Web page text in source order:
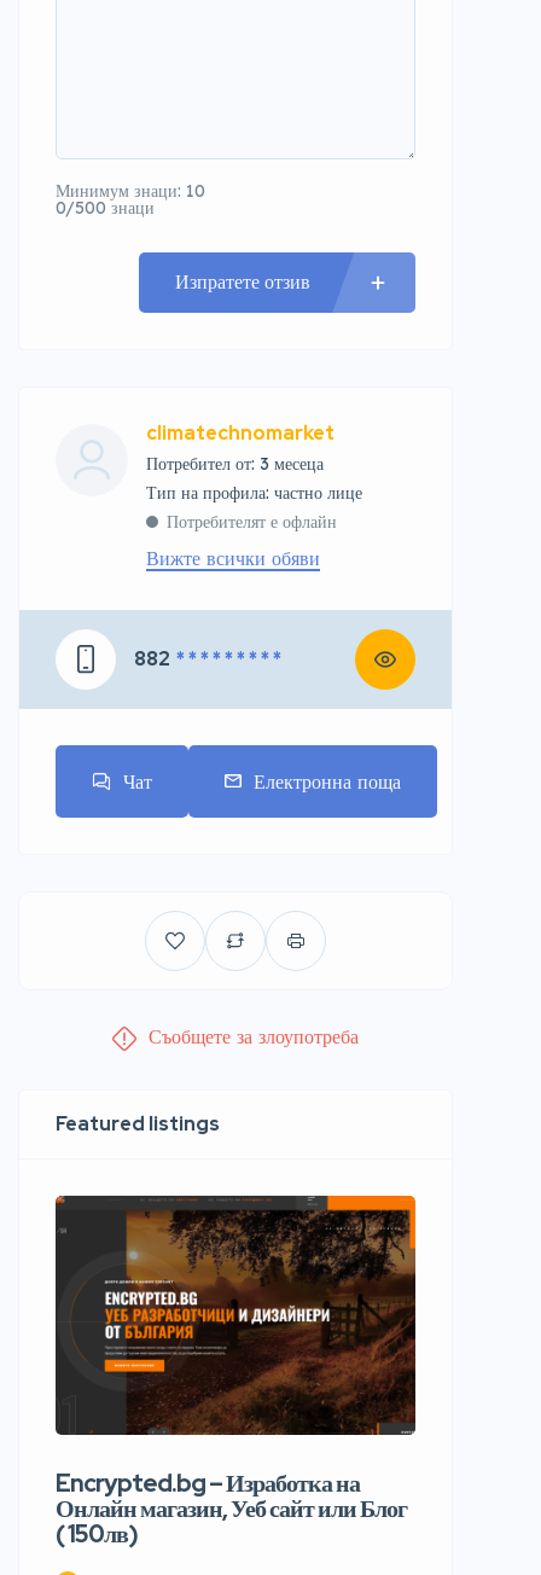
Минимум знаци: 10
0/500 знаци
Изпратете отзив
climatechnomarket
Потребител от: 3 месеца
тип на профила: частно лице
Потребителят е офлайн
Вижте всички обяви
882 * * * * * * * * *
Чат Електронна поща
Съобщете за злоупотреба
Featured listings
Encrypted.bg – Изработка на
Онлайн магазин, Уеб сайт или Блог
( 150лв)